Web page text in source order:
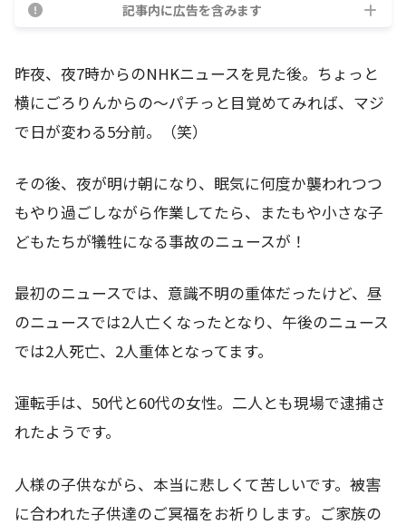
記事内に広告を含みます
昨夜、夜7時からのNHKニュースを見た後。ちょっと
横にごろりんからの～パチっと目覚めてみれば、マジ
で日が変わる5分前。（笑）
その後、夜が明け朝になり、眠気に何度か襲われつつ
もやり過ごしながら作業してたら、またもや小さな子
どもたちが犠牲になる事故のニュースが！
最初のニュースでは、意識不明の重体だったけど、昼
のニュースでは2人亡くなったとなり、午後のニュース
では2人死亡、2人重体となってます。
運転手は、50代と60代の女性。二人とも現場で逮捕さ
れたようです。
人様の子供ながら、本当に悲しくて苦しいです。被害
に合われた子供達のご冥福をお祈りします。ご家族の